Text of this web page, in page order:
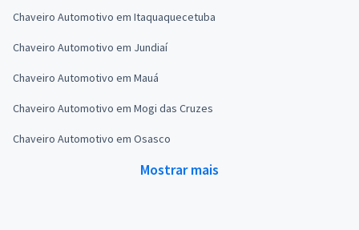
Chaveiro Automotivo em Itaquaquecetuba
Chaveiro Automotivo em Jundiaí
Chaveiro Automotivo em Mauá
Chaveiro Automotivo em Mogi das Cruzes
Chaveiro Automotivo em Osasco
Mostrar mais